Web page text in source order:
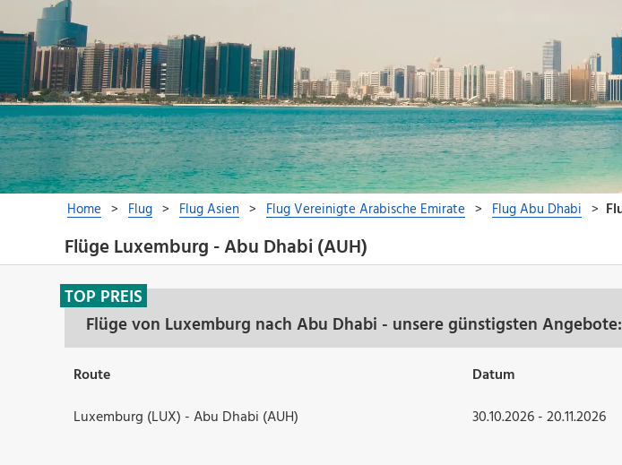
Flüge Luxemburg - Abu Dhabi (AUH)
Flüge von Luxemburg nach Abu Dhabi - unsere günstigsten Angebote:
TOP PREIS
Route Datum
Luxemburg (LUX) - Abu Dhabi (AUH)
30.10.2026 - 20.11.2026